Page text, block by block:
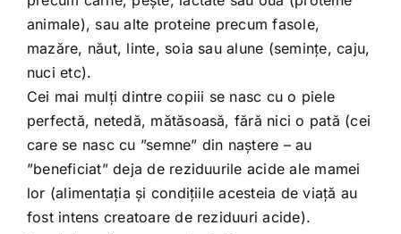
animale), sau alte proteine precum fasole,
mazăre, năut, linte, soia sau alune (semințe, caju,
nuci etc).
Cei mai mulți dintre copiii se nasc cu o piele
perfectă, netedă, mătăsoasă, fără nici o pată (cei
care se nasc cu ”semne” din naștere – au
”beneficiat” deja de reziduurile acide ale mamei
lor (alimentația și condițiile acesteia de viață au
fost intens creatoare de reziduuri acide).